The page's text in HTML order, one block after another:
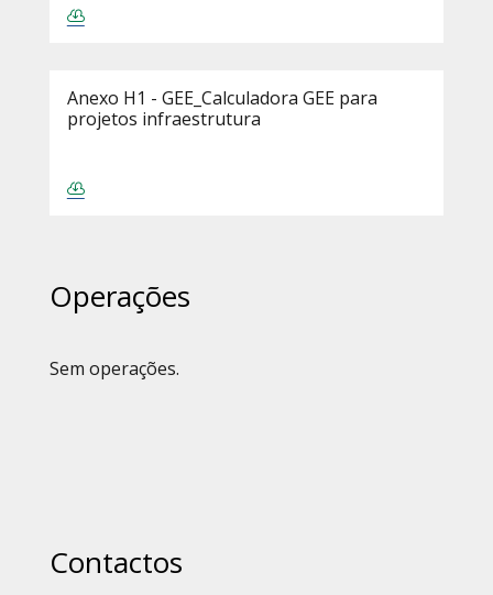
Anexo H1 - GEE_Calculadora GEE para
projetos infraestrutura
Operações
Sem operações.
Contactos